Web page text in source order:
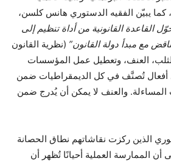
كما يبيّن الفقيه الدستوري هانس كلسن،
القاعدة القانونية من أداة تنظيم إلى
مع مبدأ دولة القانون” (نظرية القانون
العنف، وتعطيل عمل المؤسسات
أفعال تُصنَّف في كل الديمقراطيات ضمن
والعنف لا يمكن أن يُدرج ضمن
الذين ركزت نقاشاتهم نطاق الحصانة
الممارسة العملية أحيانًا تُظهر أن